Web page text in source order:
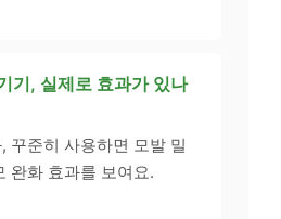
기, 실제로 효과가 있나
꾸준히 사용하면 모발 밀
완화 효과를 보여요.